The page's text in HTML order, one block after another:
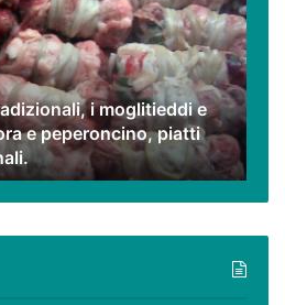
i moglitieddi e
e peperoncino, piatti